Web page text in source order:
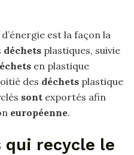
est la façon la
déchets plastiques, suivie
en plastique
des déchets plastique
sont exportés afin
européenne.
qui recycle le